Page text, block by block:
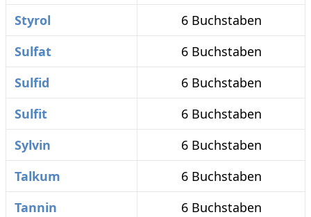
Styrol
6 Buchstaben
Sulfat
6 Buchstaben
Sulfid
6 Buchstaben
Sulfit
6 Buchstaben
Sylvin
6 Buchstaben
Talkum
6 Buchstaben
Tannin
6 Buchstaben